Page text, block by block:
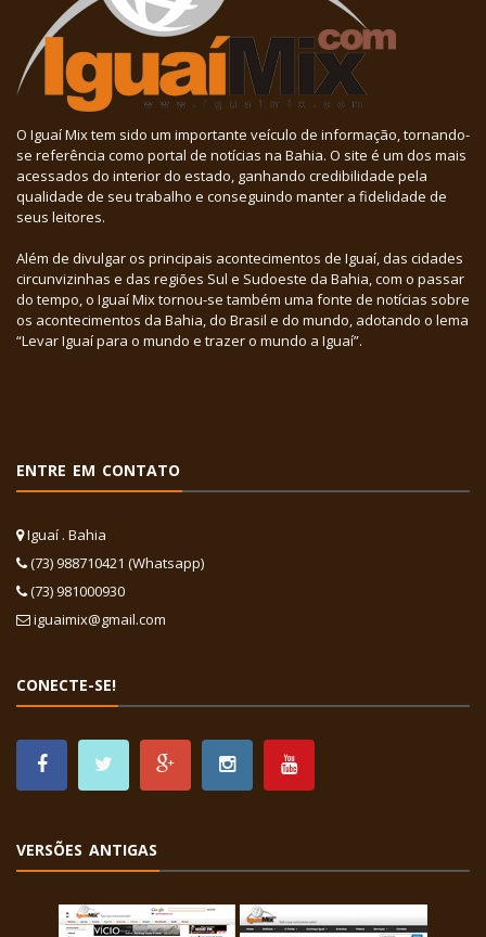
O Iguaí Mix tem sido um importante veículo de informação, tornando-
se referência como portal de notícias na Bahia. O site é um dos mais
acessados do interior do estado, ganhando credibilidade pela
qualidade de seu trabalho e conseguindo manter a fidelidade de
seus leitores.
Além de divulgar os principais acontecimentos de Iguaí, das cidades
circunvizinhas e das regiões Sul e Sudoeste da Bahia, com o passar
do tempo, o Iguaí Mix tornou-se também uma fonte de notícias sobre
os acontecimentos da Bahia, do Brasil e do mundo, adotando o lema
“Levar Iguaí para o mundo e trazer o mundo a Iguaí”.
ENTRE EM CONTATO
Iguaí . Bahia
(73) 988710421 (Whatsapp)
(73) 981000930
iguaimix@gmail.com
CONECTE-SE!
VERSÕES ANTIGAS